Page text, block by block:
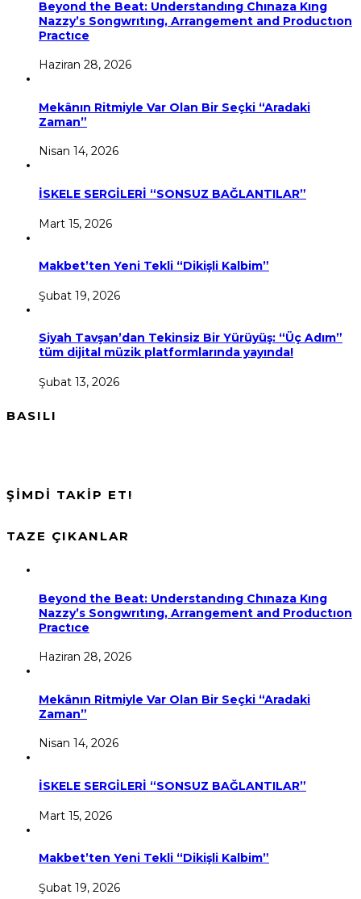
Beyond the Beat: Understandıng Chınaza Kıng
Nazzy’s Songwrıtıng, Arrangement and Productıon
Practıce
Haziran 28, 2026
Mekânın Ritmiyle Var Olan Bir Seçki “Aradaki
Zaman”
Nisan 14, 2026
İSKELE SERGİLERİ “SONSUZ BAĞLANTILAR”
Mart 15, 2026
Makbet’ten Yeni Tekli “Dikişli Kalbim”
Şubat 19, 2026
Siyah Tavşan’dan Tekinsiz Bir Yürüyüş: “Üç Adım”
tüm dijital müzik platformlarında yayında!
Şubat 13, 2026
BASILI
ŞİMDİ TAKİP ET!
TAZE ÇIKANLAR
Beyond the Beat: Understandıng Chınaza Kıng
Nazzy’s Songwrıtıng, Arrangement and Productıon
Practıce
Haziran 28, 2026
Mekânın Ritmiyle Var Olan Bir Seçki “Aradaki
Zaman”
Nisan 14, 2026
İSKELE SERGİLERİ “SONSUZ BAĞLANTILAR”
Mart 15, 2026
Makbet’ten Yeni Tekli “Dikişli Kalbim”
Şubat 19, 2026